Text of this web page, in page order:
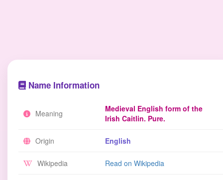
Name Information
Meaning
Medieval English form of the
Irish Caitlin. Pure.
Origin English
Wikipedia Read on Wikipedia